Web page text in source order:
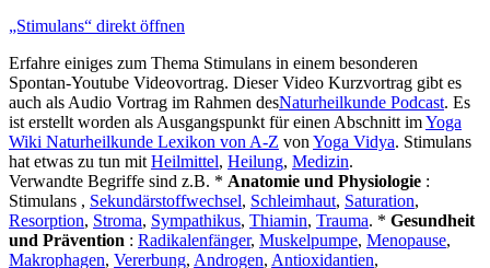
„Stimulans“ direkt öffnen
Erfahre einiges zum Thema Stimulans in einem besonderen
Spontan-Youtube Videovortrag. Dieser Video Kurzvortrag gibt es
auch als Audio Vortrag im Rahmen desNaturheilkunde Podcast. Es
ist erstellt worden als Ausgangspunkt für einen Abschnitt imYoga
Wiki Naturheilkunde Lexikon von A-Z von Yoga Vidya. Stimulans
hat etwas zu tun mit Heilmittel, Heilung, Medizin.
Verwandte Begriffe sind z.B. * Anatomie und Physiologie :
Stimulans , Sekundärstoffwechsel, Schleimhaut, Saturation,
Resorption, Stroma, Sympathikus, Thiamin, Trauma. * Gesundheit
und Prävention : Radikalenfänger, Muskelpumpe, Menopause,
Makrophagen, Vererbung, Androgen, Antioxidantien,